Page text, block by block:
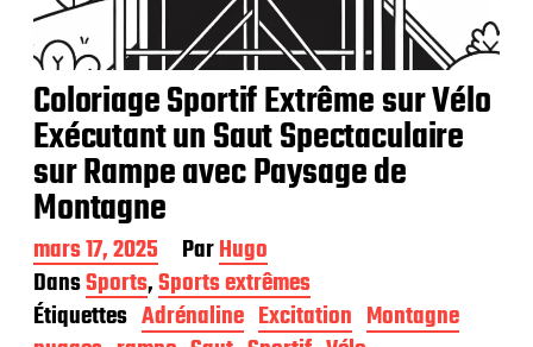
Coloriage Sportif Extrême sur Vélo
Exécutant un Saut Spectaculaire
sur Rampe avec Paysage de
Montagne
D
a
t
e
mars 17, 2025 ParHugo
DansSports,Sports extrêmes
Étiquettes Adrénaline Excitation Montagne